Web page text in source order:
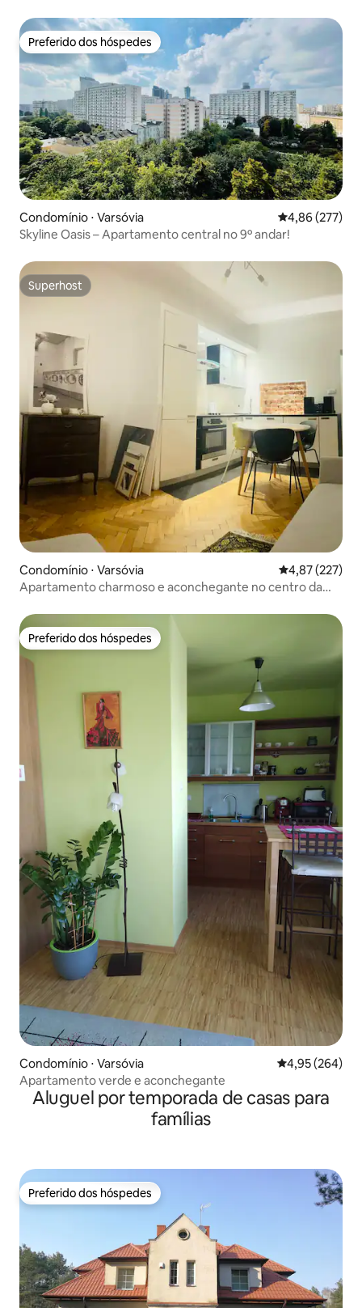
Preferido dos hóspedes
Preferido dos hóspedes
Condomínio ⋅ Varsóvia 4,86 de uma
4,86 (277)
Skyline Oasis – Apartamento central no 9º andar!
Superhost
Superhost
Condomínio ⋅ Varsóvia 4,87 de uma
4,87 (227)
Apartamento charmoso e aconchegante no centro da
Preferido dos hóspedes
Preferido dos hóspedes
Condomínio ⋅ Varsóvia 4,95 de uma
4,95 (264)
Apartamento verde e aconchegante
Aluguel por temporada de casas para
famílias
Preferido dos hóspedes
Preferido dos hóspedes